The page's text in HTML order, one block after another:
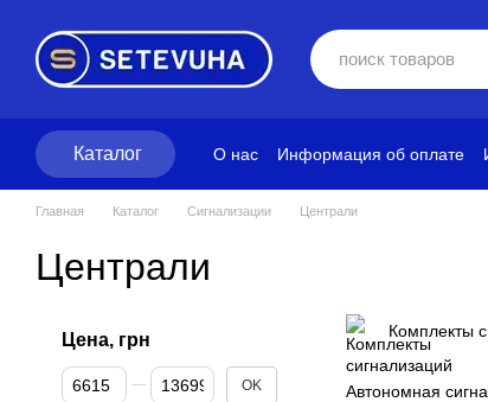
Каталог О нас Информация об оплате
Главная Каталог Сигнализации Централи
Централи
Комплекты
Автономная
Цена, грн
От Цена, грн
До Цена, грн OK